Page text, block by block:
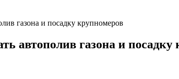
газона и посадку крупномеров
автополив газона и посадку